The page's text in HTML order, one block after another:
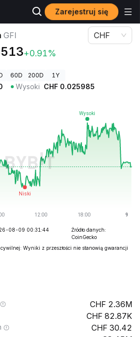
Zarejestruj się
Goldfinch GFI
GFI
+0.91%
CHF
60D 200D 1Y
Wysoki CHF 0.025985
08-09 00:31:44
Źródło danych:
CoinGecko
Wyniki z przeszłości nie stanowią gwarancji
2.36M
82.87K
30.42